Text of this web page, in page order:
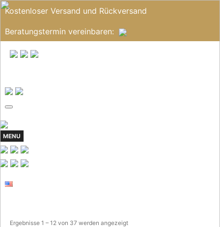
Kostenloser Versand und Rückversand
Beratungstermin vereinbaren:
MENU
Ergebnisse 1 – 12 von 37 werden angezeigtNach